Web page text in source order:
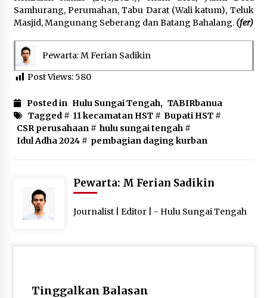
Samhurang, Perumahan, Tabu Darat (Wali katum), Teluk
Masjid, Mangunang Seberang dan Batang Bahalang. (fer)
Pewarta: M Ferian Sadikin
Post Views: 580
Posted in Hulu Sungai Tengah, TABIRbanua
Tagged # 11 kecamatan HST# Bupati HST#
CSR perusahaan # hulu sungai tengah #
Idul Adha 2024# pembagian daging kurban
Pewarta: M Ferian Sadikin
Journalist | Editor | - Hulu Sungai Tengah
Tinggalkan Balasan